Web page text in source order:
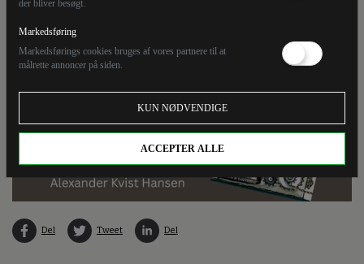
der bliver besøgt.
Markedsføring
Markedsførings cookies bruges af vores partnere til at
målrette annoncer på siden.
KUN NØDVENDIGE
ACCEPTER ALLE
Del Tweet Del